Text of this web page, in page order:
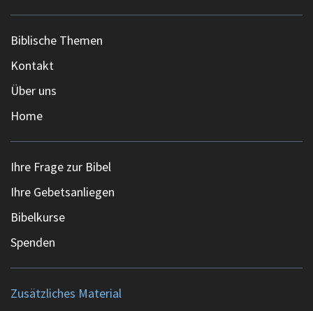
Biblische Themen
Kontakt
Über uns
Home
Ihre Frage zur Bibel
Ihre Gebetsanliegen
Bibelkurse
Spenden
Zusätzliches Material